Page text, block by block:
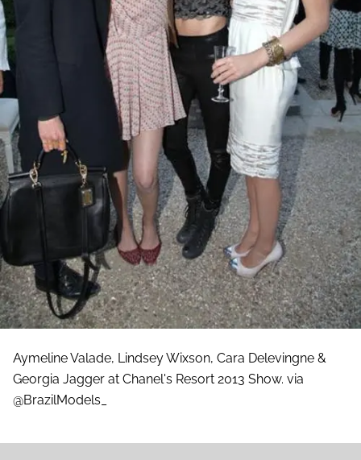
Aymeline Valade, Lindsey Wixson, Cara Delevingne &
Georgia Jagger at Chanel's Resort 2013 Show. via
@BrazilModels_